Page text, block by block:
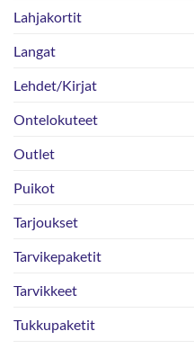
Lahjakortit
Langat
Lehdet/Kirjat
Ontelokuteet
Outlet
Puikot
Tarjoukset
Tarvikepaketit
Tarvikkeet
Tukkupaketit